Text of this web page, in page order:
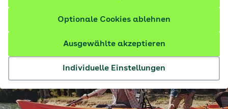
Individuelle Einstellungen
Ausgewählte akzeptieren
Optionale Cookies ablehnen